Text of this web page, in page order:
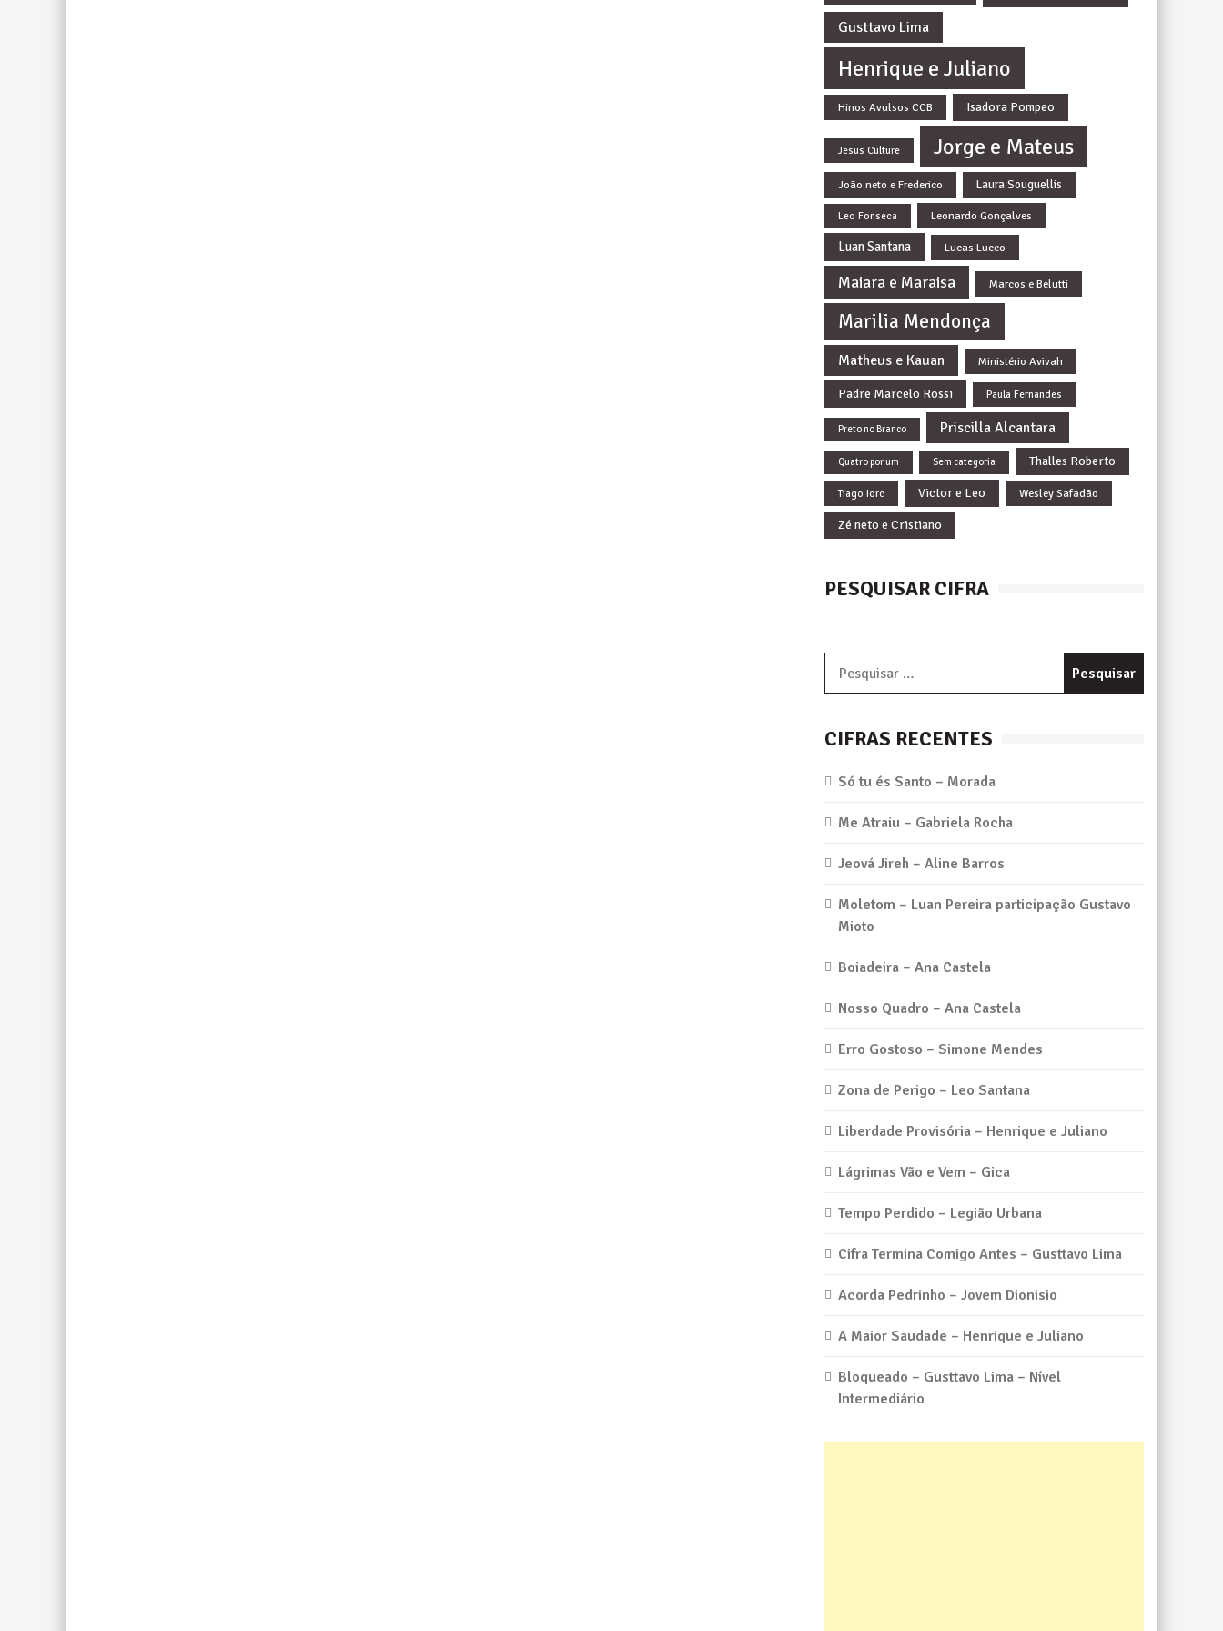
Gusttavo Lima
Henrique e Juliano
Hinos Avulsos CCB Isadora Pompeo
Jesus Culture Jorge e Mateus
João neto e Frederico Laura Souguellis
Leo Fonseca Leonardo Gonçalves
Luan Santana Lucas Lucco
Maiara e Maraisa Marcos e Belutti
Marilia Mendonça
Matheus e Kauan Ministério Avivah
Padre Marcelo Rossi Paula Fernandes
Preto no Branco Priscilla Alcantara
Quatro por um Sem categoria Thalles Roberto
Tiago Iorc Victor e Leo Wesley Safadão
Zé neto e Cristiano
PESQUISAR CIFRA
CIFRAS RECENTES
Só tu és Santo – Morada
Me Atraiu – Gabriela Rocha
Jeová Jireh – Aline Barros
Moletom – Luan Pereira participação Gustavo
Mioto
Boiadeira – Ana Castela
Nosso Quadro – Ana Castela
Erro Gostoso – Simone Mendes
Zona de Perigo – Leo Santana
Liberdade Provisória – Henrique e Juliano
Lágrimas Vão e Vem – Gica
Tempo Perdido – Legião Urbana
Cifra Termina Comigo Antes – Gusttavo Lima
Acorda Pedrinho – Jovem Dionisio
A Maior Saudade – Henrique e Juliano
Bloqueado – Gusttavo Lima – Nível
Intermediário